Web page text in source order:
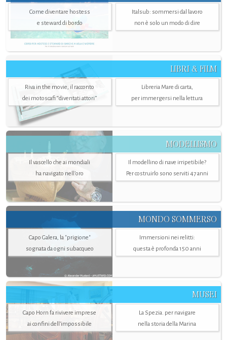
Come diventare hostess
e steward di bordo
Italsub: sommersi dal lavoro
non è solo un modo di dire
LIBRI & FILM
Riva in the movie, il racconto
dei motoscafi “diventati attori”
Libreria Mare di carta,
per immergersi nella lettura
MODELLISMO
Il vascello che ai mondiali
ha navigato nell’oro
Il modellino di nave irripetibile?
Per costruirlo sono serviti 47 anni
MONDO SOMMERSO
Capo Galera, la "prigione"
sognata da ogni subacqueo
Immersioni nei relitti:
questa è profonda 150 anni
MUSEI
Capo Horn fa rivivere imprese
ai confini dell’impossibile
La Spezia. per navigare
nella storia della Marina